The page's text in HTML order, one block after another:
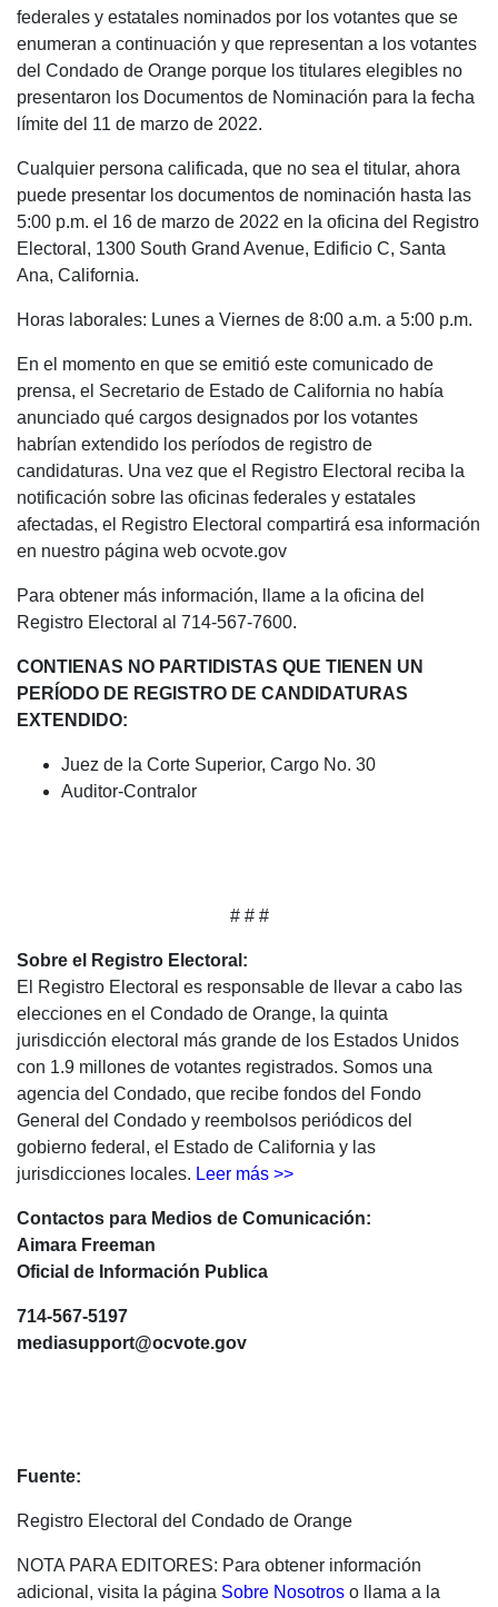
federales y estatales nominados por los votantes que se
enumeran a continuación y que representan a los votantes
del Condado de Orange porque los titulares elegibles no
presentaron los Documentos de Nominación para la fecha
límite del 11 de marzo de 2022.
Cualquier persona calificada, que no sea el titular, ahora
puede presentar los documentos de nominación hasta las
5:00 p.m. el 16 de marzo de 2022 en la oficina del Registro
Electoral, 1300 South Grand Avenue, Edificio C, Santa
Ana, California.
Horas laborales: Lunes a Viernes de 8:00 a.m. a 5:00 p.m.
En el momento en que se emitió este comunicado de
prensa, el Secretario de Estado de California no había
anunciado qué cargos designados por los votantes
habrían extendido los períodos de registro de
candidaturas. Una vez que el Registro Electoral reciba la
notificación sobre las oficinas federales y estatales
afectadas, el Registro Electoral compartirá esa información
en nuestro página web ocvote.gov
Para obtener más información, llame a la oficina del
Registro Electoral al 714-567-7600.
CONTIENAS NO PARTIDISTAS QUE TIENEN UN
PERÍODO DE REGISTRO DE CANDIDATURAS
EXTENDIDO:
Juez de la Corte Superior, Cargo No. 30
Auditor-Contralor
# # #
Sobre el Registro Electoral:
El Registro Electoral es responsable de llevar a cabo las
elecciones en el Condado de Orange, la quinta
jurisdicción electoral más grande de los Estados Unidos
con 1.9 millones de votantes registrados. Somos una
agencia del Condado, que recibe fondos del Fondo
General del Condado y reembolsos periódicos del
gobierno federal, el Estado de California y las
jurisdicciones locales. Leer más >>
Contactos para Medios de Comunicación:
Aimara Freeman
Oficial de Información Publica
714-567-5197
mediasupport@ocvote.gov
Fuente:
Registro Electoral del Condado de Orange
NOTA PARA EDITORES: Para obtener información
adicional, visita la página Sobre Nosotros o llama a la